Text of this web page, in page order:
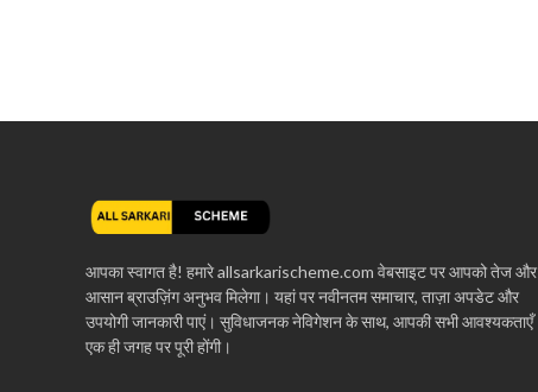
आपका स्वागत है! हमारे allsarkarischeme.com वेबसाइट पर आपको तेज और
आसान ब्राउज़िंग अनुभव मिलेगा। यहां पर नवीनतम समाचार, ताज़ा अपडेट और
उपयोगी जानकारी पाएं। सुविधाजनक नेविगेशन के साथ, आपकी सभी आवश्यकताएँ
एक ही जगह पर पूरी होंगी।